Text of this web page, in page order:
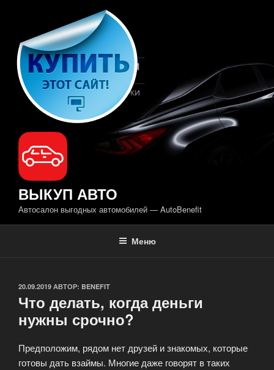
содержимому
ВЫКУП АВТО
Автосалон выгодных автомобилей — AutoBenefit
Меню
ОПУБЛИКОВАНО
20.09.2019 АВТОР: BENEFIT
Что делать, когда деньги
нужны срочно?
Предположим, рядом нет друзей и знакомых, которые
готовы дать взаймы. Многие даже говорят в таких